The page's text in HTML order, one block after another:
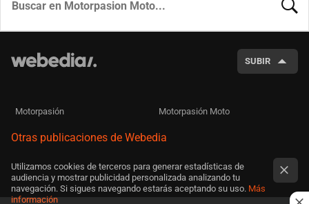
SUBIR
Motorpasión Motorpasión Moto
Otras publicaciones de Webedia
Utilizamos cookies de terceros para generar estadísticas de
audiencia y mostrar publicidad personalizada analizando tu
navegación. Si sigues navegando estarás aceptando su uso. Más
información